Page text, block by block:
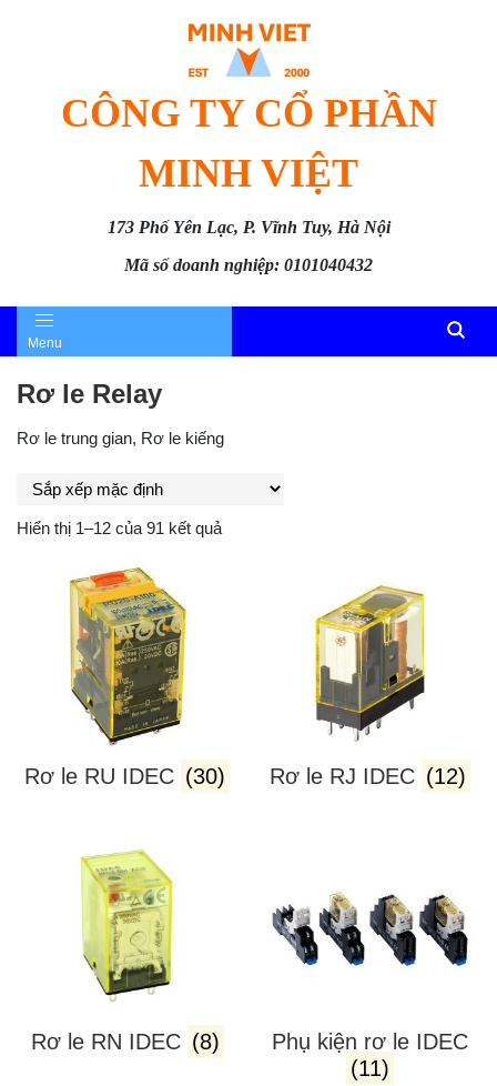
CÔNG TY CỔ PHẦN
MINH VIỆT
173 Phố Yên Lạc, P. Vĩnh Tuy, Hà Nội
Mã số doanh nghiệp: 0101040432
Menu
Rơ le Relay
Rơ le trung gian, Rơ le kiếng
Hiển thị 1–12 của 91 kết quả
Rơ le RU IDEC (30) Rơ le RJ IDEC (12)
Rơ le RN IDEC (8)
Phụ kiện rơ le IDEC
(11)